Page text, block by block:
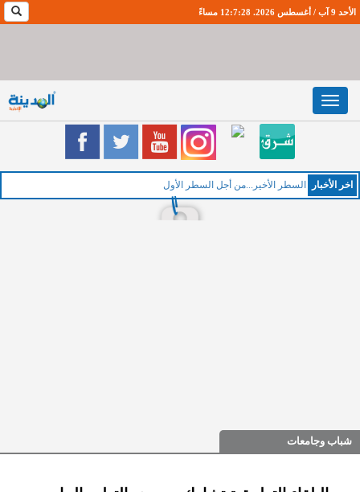
الأحد 9 آب / أغسطس 2026. 12:7:29 مساءً
Toggle
navigation
اخر اﻷخبار السطر الأخير...من أجل السطر الأول
شباب وجامعات